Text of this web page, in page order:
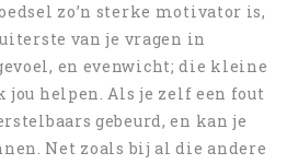
zo’n sterke motivator is,
van je vragen in
en evenwicht; die kleine
jou helpen. Als je zelf een fout
gebeurd, en kan je
Net zoals bij al die andere